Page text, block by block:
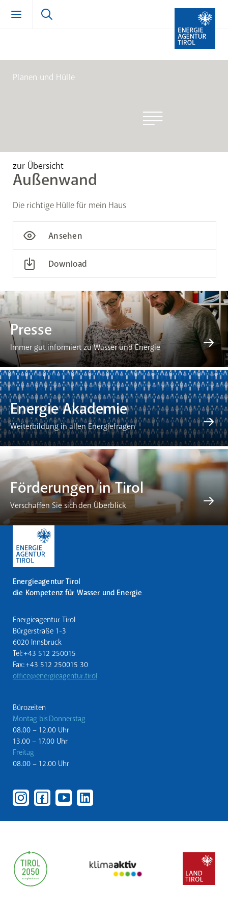
Planen und Hülle
zur Übersicht
Außenwand
Die richtige Hülle für mein Haus
Ansehen
Download
Presse
Immer gut informiert zu Wasser und Energie
Energie Akademie
Weiterbildung in allen Energiefragen
Förderungen in Tirol
Verschaffen Sie sich den Überblick
Energieagentur Tirol
die Kompetenz für Wasser und Energie
Energieagentur Tirol
Bürgerstraße 1-3
6020 Innsbruck
Tel: +43 512 250015
Fax: +43 512 250015 30
office@energieagentur.tirol
Bürozeiten
Montag bis Donnerstag
08.00 – 12.00 Uhr
13.00 – 17.00 Uhr
Freitag
08.00 – 12.00 Uhr